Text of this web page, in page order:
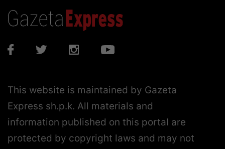
This website is maintained by Gazeta
Express sh.p.k. All materials and
information published on this portal are
protected by copyright laws and may not